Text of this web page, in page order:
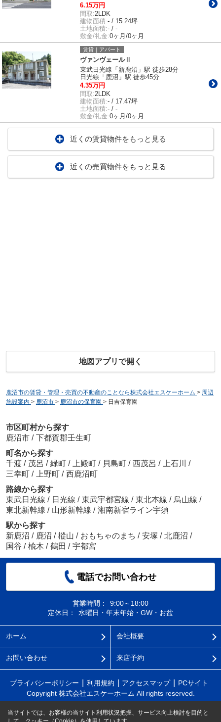
6.15万円
間取:2LDK
建物面積:- / 15.24坪
土地面積:- / -
敷金/礼金:0ヶ月/0ヶ月
賃貸｜アパート
ヴァンヴェールⅡ
東武日光線「新鹿沼」駅 徒歩28分
日光線「鹿沼」駅 徒歩45分
4.35万円
間取:2LDK
建物面積:- / 17.47坪
土地面積:- / -
敷金/礼金:0ヶ月/0ヶ月
近くの賃貸物件をもっと見る
近くの売買物件をもっと見る
地図アプリで開く
鹿沼市の賃貸・管理・売買の不動産のことなら株式会社エスケーホーム > 周辺
施設案内 > 鹿沼市 > 鹿沼市の保育園 > 日吉保育園
市区町村から探す
鹿沼市 / 下都賀郡壬生町
町名から探す
千渡 / 茂呂 / 緑町 / 上殿町 / 貝島町 / 西茂呂 / 上石川 /
三幸町 / 上野町 / 西鹿沼町
路線から探す
東武日光線 / 日光線 / 東武宇都宮線 / 東北本線 / 烏山線 /
東北新幹線 / 山形新幹線 / 湘南新宿ライン宇須
駅から探す
新鹿沼 / 鹿沼 / 樅山 / おもちゃのまち / 安塚 / 北鹿沼 /
国谷 / 楡木 / 鶴田 / 宇都宮
電話でお問い合わせ
営業時間：
9:00～18:00
定休日：
水曜日・年末年始・GW・お盆
ホーム 会社概要
お問い合わせ 来店予約
プライバシーポリシー 利用規約 アクセスマップ
PCサイト
Copyright 株式会社エスケーホーム All rights reserved.
当サイトでは、お客様の当サイト利用状況把握、サービス向上検討を目的と